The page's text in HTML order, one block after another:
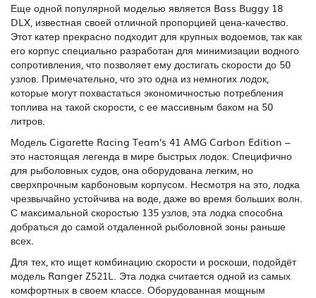
Еще одной популярной моделью является Bass Buggy 18
DLX, известная своей отличной пропорцией цена-качество.
Этот катер прекрасно подходит для крупных водоемов, так как
его корпус специально разработан для минимизации водного
сопротивления, что позволяет ему достигать скорости до 50
узлов. Примечательно, что это одна из немногих лодок,
которые могут похвастаться экономичностью потребления
топлива на такой скорости, с ее массивным баком на 50
литров.
Модель Cigarette Racing Team's 41 AMG Carbon Edition –
это настоящая легенда в мире быстрых лодок. Специфично
для рыболовных судов, она оборудована легким, но
сверхпрочным карбоновым корпусом. Несмотря на это, лодка
чрезвычайно устойчива на воде, даже во время больших волн.
С максимальной скоростью 135 узлов, эта лодка способна
добраться до самой отдаленной рыболовной зоны раньше
всех.
Для тех, кто ищет комбинацию скорости и роскоши, подойдёт
модель Ranger Z521L. Эта лодка считается одной из самых
комфортных в своем классе. Оборудованная мощным